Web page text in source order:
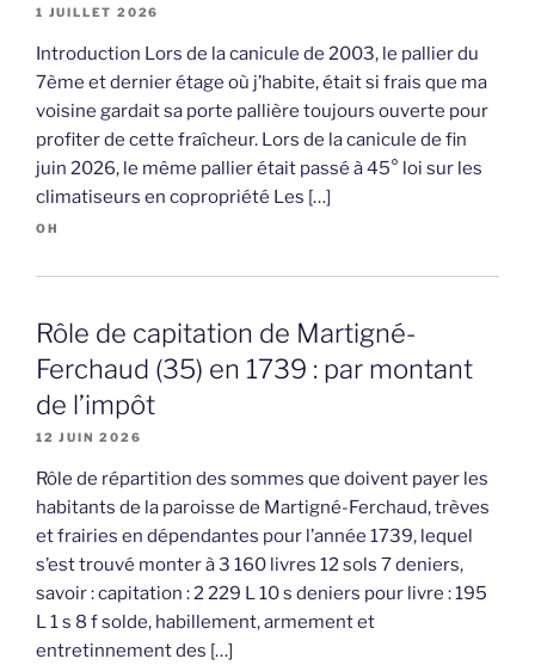
1 JUILLET 2026
Introduction Lors de la canicule de 2003, le pallier du
7ème et dernier étage où j’habite, était si frais que ma
voisine gardait sa porte pallière toujours ouverte pour
profiter de cette fraîcheur. Lors de la canicule de fin
juin 2026, le même pallier était passé à 45° loi sur les
climatiseurs en copropriété Les […]
OH
Rôle de capitation de Martigné-
Ferchaud (35) en 1739 : par montant
de l’impôt
12 JUIN 2026
Rôle de répartition des sommes que doivent payer les
habitants de la paroisse de Martigné-Ferchaud, trèves
et frairies en dépendantes pour l’année 1739, lequel
s’est trouvé monter à 3 160 livres 12 sols 7 deniers,
savoir : capitation : 2 229 L 10 s deniers pour livre : 195
L 1 s 8 f solde, habillement, armement et
entretinnement des […]